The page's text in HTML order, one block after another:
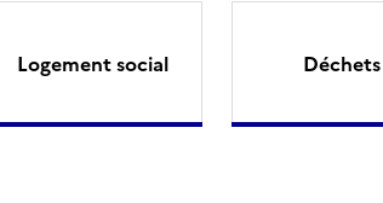
Logement social Déchets